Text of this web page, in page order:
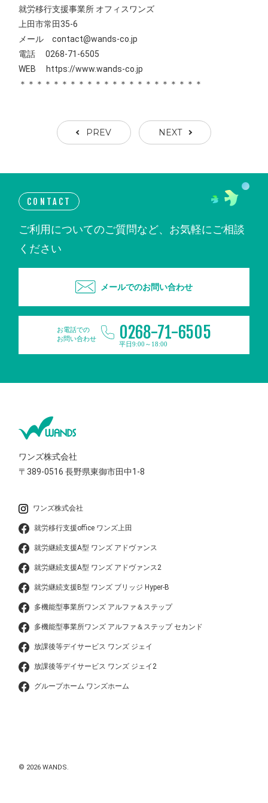
就労移行支援事業所 オフィスワンズ
上田市常田35-6
メール contact@wands-co.jp
電話 0268-71-6505
WEB
https://www.wands-co.jp
＊＊＊＊＊＊＊＊＊＊＊＊＊＊＊＊＊＊＊＊＊＊
PREV NEXT
CONTACT
ご利用についてのご質問など、お気軽にご相談
ください
メールでのお問い合わせ
お電話での
お問い合わせ
0268-71-6505
平日9:00～18:00
ワンズ株式会社
〒389-0516長野県東御市田中1-8
ワンズ株式会社
就労移行支援office ワンズ上田
就労継続支援A型 ワンズ アドヴァンス
就労継続支援A型 ワンズ アドヴァンス2
就労継続支援B型 ワンズ ブリッジ Hyper-B
多機能型事業所ワンズ アルファ＆ステップ
多機能型事業所ワンズ アルファ＆ステップ セカンド
放課後等デイサービス ワンズ ジェイ
放課後等デイサービス ワンズ ジェイ2
グループホーム ワンズホーム
© 2026 WANDS.